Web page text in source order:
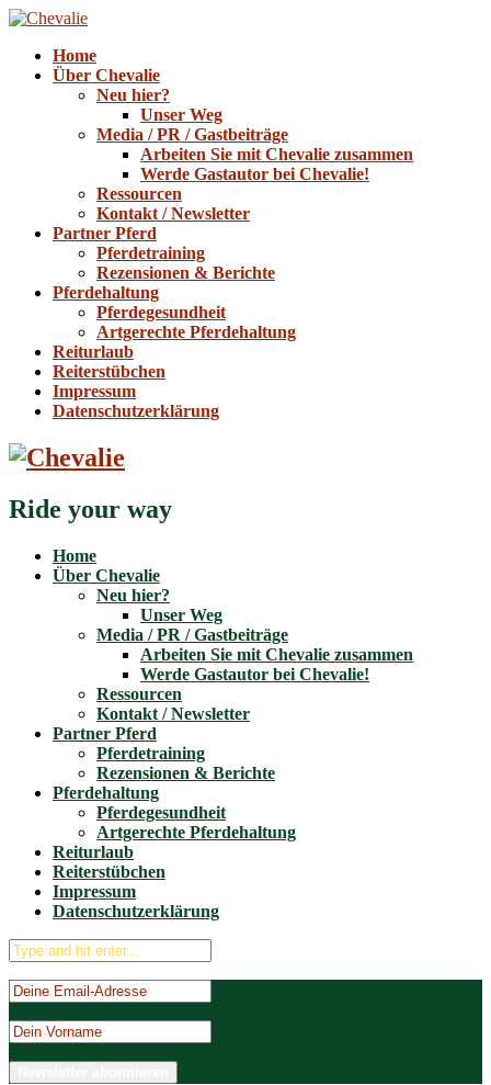
Home
Über Chevalie
Neu hier?
Unser Weg
Media / PR / Gastbeiträge
Arbeiten Sie mit Chevalie zusammen
Werde Gastautor bei Chevalie!
Ressourcen
Kontakt / Newsletter
Partner Pferd
Pferdetraining
Rezensionen & Berichte
Pferdehaltung
Pferdegesundheit
Artgerechte Pferdehaltung
Reiturlaub
Reiterstübchen
Impressum
Datenschutzerklärung
Ride your way
Home
Über Chevalie
Neu hier?
Unser Weg
Media / PR / Gastbeiträge
Arbeiten Sie mit Chevalie zusammen
Werde Gastautor bei Chevalie!
Ressourcen
Kontakt / Newsletter
Partner Pferd
Pferdetraining
Rezensionen & Berichte
Pferdehaltung
Pferdegesundheit
Artgerechte Pferdehaltung
Reiturlaub
Reiterstübchen
Impressum
Datenschutzerklärung